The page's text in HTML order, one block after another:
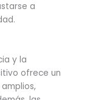
a
y la
ofrece un